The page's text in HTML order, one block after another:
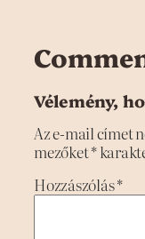
Vélemény,
Az e-mail címet
mezőket*
Hozzászólás*